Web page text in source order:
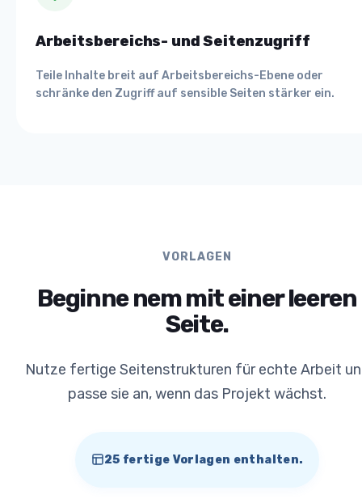
Arbeitsbereichs- und Seitenzugriff
Teile Inhalte breit auf Arbeitsbereichs-Ebene oder
schränke den Zugriff auf sensible Seiten stärker ein.
VORLAGEN
Beginne nem mit einer leeren
Seite.
Nutze fertige Seitenstrukturen für echte Arbeit
passe sie an, wenn das Projekt wächst.
25 fertige Vorlagen enthalten.